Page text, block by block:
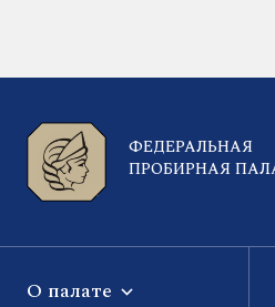
ФЕДЕРАЛЬНАЯ
ПРОБИРНАЯ
О палате